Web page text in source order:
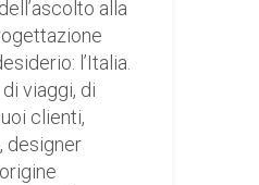
alla
l’Italia.
viaggi, di
clienti,
designer